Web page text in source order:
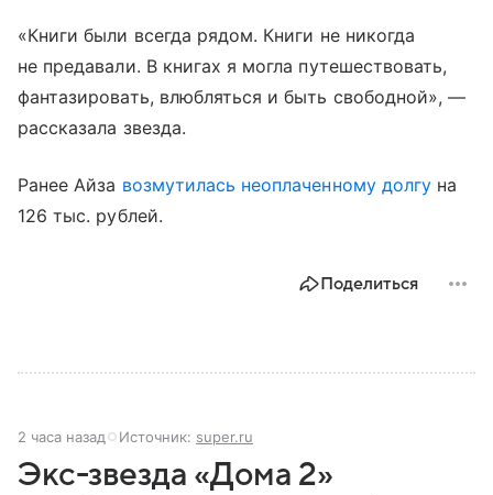
«Книги были всегда рядом. Книги не никогда
не предавали. В книгах я могла путешествовать,
фантазировать, влюбляться и быть свободной», —
рассказала звезда.
Ранее Айза возмутилась неоплаченному долгу на
126 тыс. рублей.
Поделиться
2 часа назад Источник: super.ru
Экс-звезда «Дома 2»